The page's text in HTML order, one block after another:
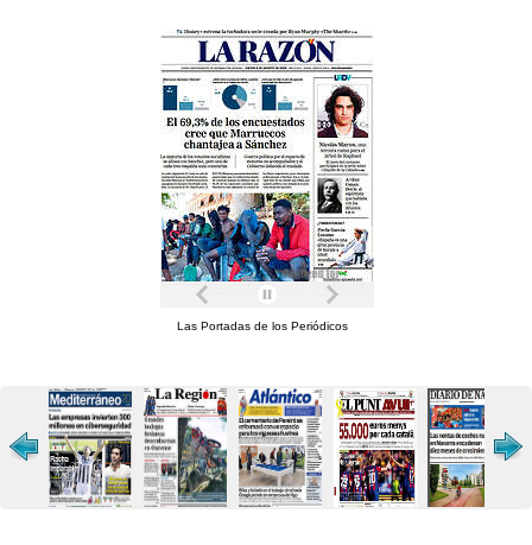
Las Portadas de los Periódicos